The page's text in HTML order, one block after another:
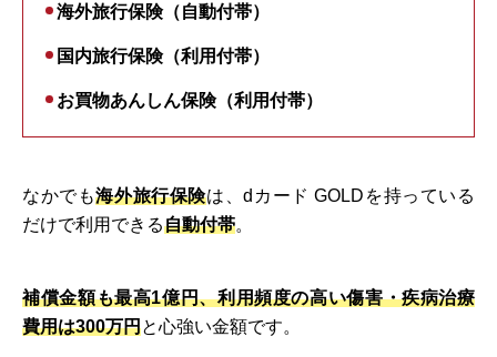
海外旅行保険（自動付帯）
国内旅行保険（利用付帯）
お買物あんしん保険（利用付帯）
なかでも海外旅行保険は、dカード GOLDを持っている
だけで利用できる自動付帯。
補償金額も最高1億円、利用頻度の高い傷害・疾病治療
費用は300万円と心強い金額です。